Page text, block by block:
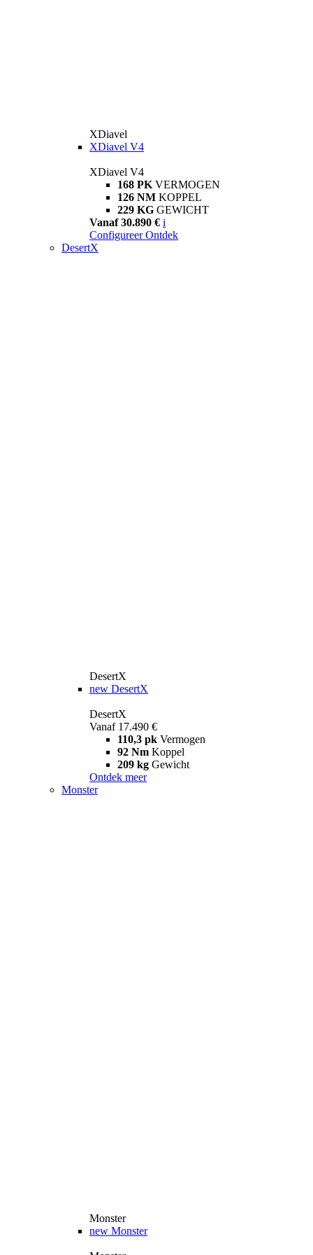
XDiavel
XDiavel V4
XDiavel V4
168 PK VERMOGEN
126 NM KOPPEL
229 KG GEWICHT
Vanaf 30.890 € i
Configureer Ontdek
DesertX
DesertX
new DesertX
DesertX
Vanaf 17.490 €
110,3 pk Vermogen
92 Nm Koppel
209 kg Gewicht
Ontdek meer
Monster
Monster
new Monster